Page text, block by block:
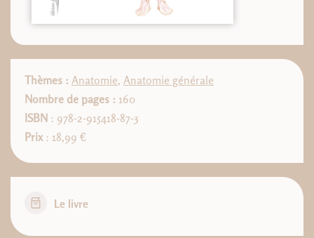
Thèmes : Anatomie, Anatomie générale
Nombre de pages : 160
ISBN : 978-2-915418-87-3
Prix : 18,99 €
Le livre